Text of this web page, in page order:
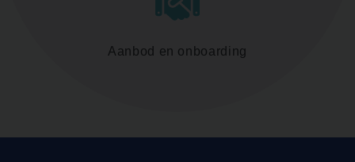
Aanbod en onboarding